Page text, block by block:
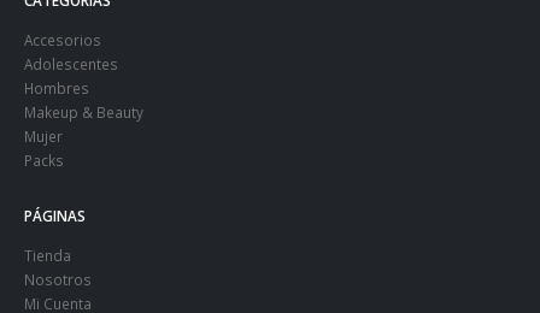
Accesorios
Adolescentes
Hombres
Makeup & Beauty
Mujer
Packs
PÁGINAS
Tienda
Nosotros
Mi Cuenta